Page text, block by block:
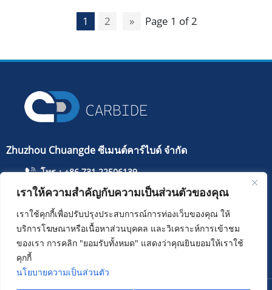
1 2 » Page 1 of 2
Zhuzhou Chuangde ซีเมนต์คาร์ไบด์ จำกัด
โทร：+86 731 22506139
โทรศัพท์มือถือ：+86 13786352688
info@cdcarbide.com
เพิ่ม215 อาคาร 1 สวนนักเรียนต่างชาติ Pioneer Park ถนน
Taishan เขต Tianyuan เมือง Zhuzhou
เราให้ความสำคัญกับความเป็นส่วนตัวของคุณ
เราใช้คุกกี้เพื่อปรับปรุงประสบการณ์การท่องเว็บของคุณ ให้
บริการโฆษณาหรือเนื้อหาส่วนบุคคล และวิเคราะห์การเข้าชม
ของเรา การคลิก "ยอมรับทั้งหมด" แสดงว่าคุณยินยอมให้เราใช้
คุกกี้
นโยบายความเป็นส่วนตัว